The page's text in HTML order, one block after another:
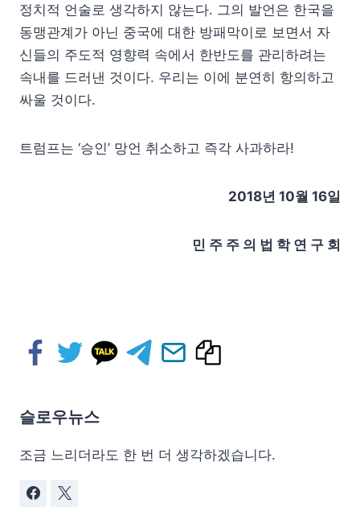
정치적 언술로 생각하지 않는다. 그의 발언은 한국을
동맹관계가 아닌 중국에 대한 방패막이로 보면서 자
신들의 주도적 영향력 속에서 한반도를 관리하려는
속내를 드러낸 것이다. 우리는 이에 분연히 항의하고
싸울 것이다.
트럼프는 ‘승인’ 망언 취소하고 즉각 사과하라!
2018년 10월 16일
민 주 주 의 법 학 연 구 회
슬로우뉴스
조금 느리더라도 한 번 더 생각하겠습니다.